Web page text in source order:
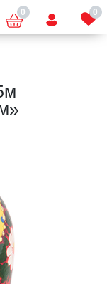
0 0